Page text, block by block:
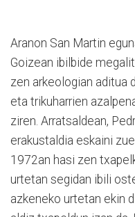
Aranon San Martin
Goizean ibilbide
zen arkeologian aditua
eta trikuharrien
ziren. Arratsaldean,
erakustaldia eskaini
1972an hasi zen
urtetan segidan ibili
azkeneko urtetan ekin